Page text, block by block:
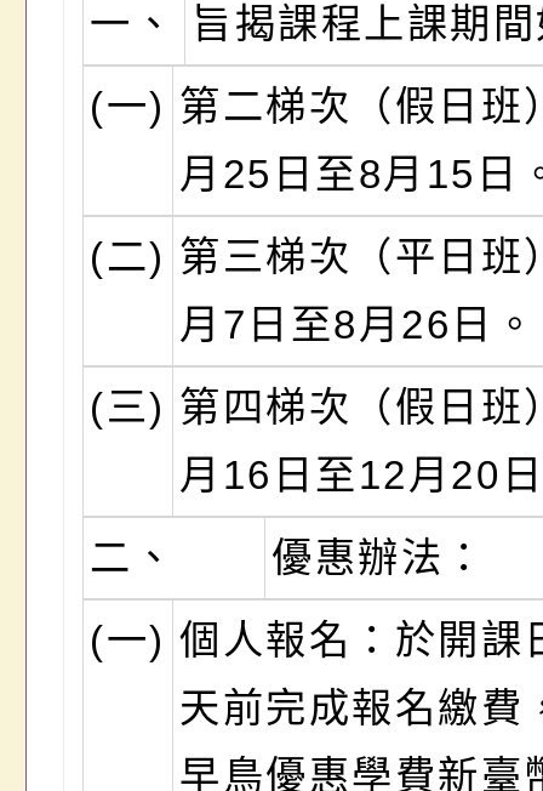
一、
旨揭課程上課期
(一) 第二梯次（假日班
月25日至8月15日
(二) 第三梯次（平日班
月7日至8月26日。
(三) 第四梯次（假日班
月16日至12月20
二、
優惠辦法：
(一) 個人報名：於開課
天前完成報名繳費
早鳥優惠學費新臺